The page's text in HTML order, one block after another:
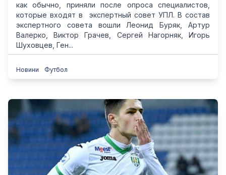
как обычно, приняли после опроса специалистов,
которые входят в экспертный совет УПЛ. В состав
экспертного совета вошли Леонид Буряк, Артур
Валерко, Виктор Грачев, Сергей Нагорняк, Игорь
Шуховцев, Ген...
Новини Футбол